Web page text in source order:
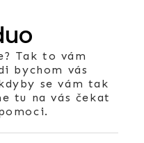
Tak to vám
bychom vás
se vám tak
tu na vás čekat